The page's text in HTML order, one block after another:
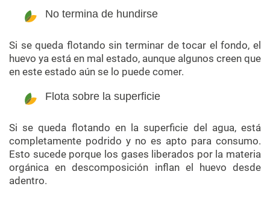
No termina de hundirse
Si se queda flotando sin terminar de tocar el fondo, el
huevo ya está en mal estado, aunque algunos creen que
en este estado aún se lo puede comer.
Flota sobre la superficie
Si se queda flotando en la superficie del agua, está
completamente podrido y no es apto para consumo.
Esto sucede porque los gases liberados por la materia
orgánica en descomposición inflan el huevo desde
adentro.